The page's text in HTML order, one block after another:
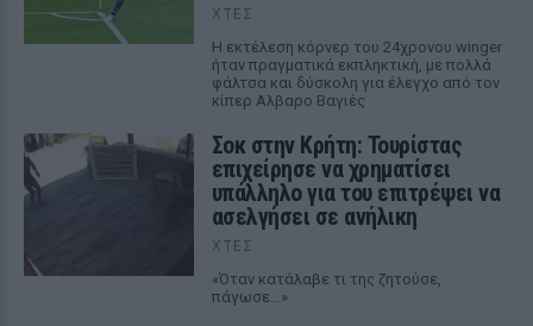
ΧΤΕΣ
Η εκτέλεση κόρνερ του 24χρονου winger
ήταν πραγματικά εκπληκτική, με πολλά
φάλτσα και δύσκολη για έλεγχο από τον
κίπερ Αλβαρο Βαγιές
Σοκ στην Κρήτη: Τουρίστας
επιχείρησε να χρηματίσει
υπάλληλο για του επιτρέψει να
ασελγήσει σε ανήλικη
ΧΤΕΣ
«Όταν κατάλαβε τι της ζητούσε,
πάγωσε...»